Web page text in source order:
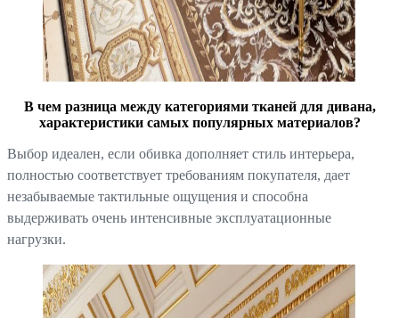
В чем разница между категориями тканей для дивана,
характеристики самых популярных материалов?
Выбор идеален, если обивка дополняет стиль интерьера,
полностью соответствует требованиям покупателя, дает
незабываемые тактильные ощущения и способна
выдерживать очень интенсивные эксплуатационные
нагрузки.